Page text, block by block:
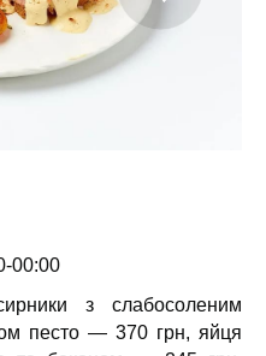
00:00
з слабосоленим
песто — 370 грн, яйця